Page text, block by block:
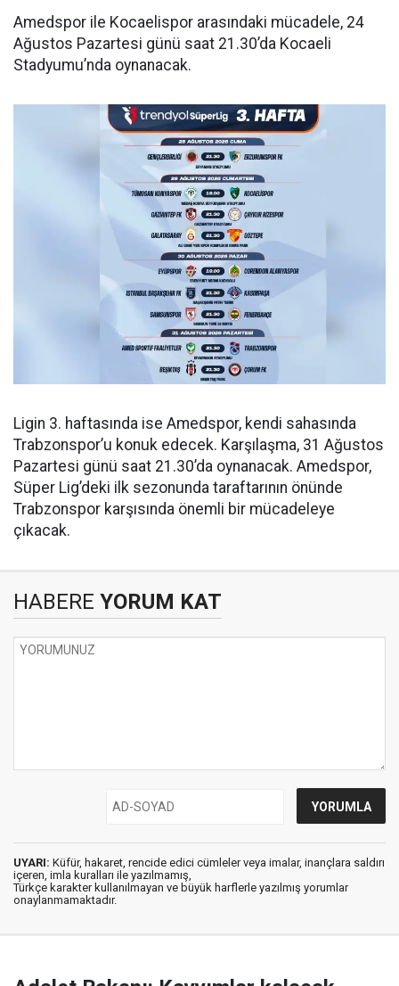
Amedspor ile Kocaelispor arasındaki mücadele, 24
Ağustos Pazartesi günü saat 21.30’da Kocaeli
Stadyumu’nda oynanacak.
Ligin 3. haftasında ise Amedspor, kendi sahasında
Trabzonspor’u konuk edecek. Karşılaşma, 31 Ağustos
Pazartesi günü saat 21.30’da oynanacak. Amedspor,
Süper Lig’deki ilk sezonunda taraftarının önünde
Trabzonspor karşısında önemli bir mücadeleye
çıkacak.
HABERE YORUM KAT
UYARI: Küfür, hakaret, rencide edici cümleler veya imalar, inançlara saldırı
içeren, imla kuralları ile yazılmamış,
Türkçe karakter kullanılmayan ve büyük harflerle yazılmış yorumlar
onaylanmamaktadır.